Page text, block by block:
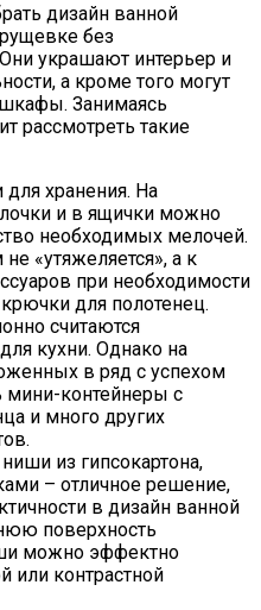
дизайн ванной
без
украшают интерьер и
а кроме того могут
Занимаясь
рассмотреть такие
для хранения. На
и в ящички можно
необходимых мелочей.
«утяжеляется», а к
при необходимости
для полотенец.
считаются
кухни. Однако на
в ряд с успехом
мини-контейнеры с
и много других
из гипсокартона,
– отличное решение,
в дизайн ванной
поверхность
можно эффектно
или контрастной